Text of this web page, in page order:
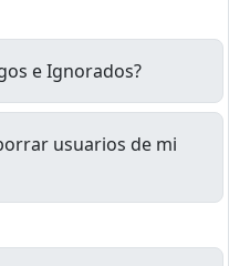
e Ignorados?
usuarios de mi